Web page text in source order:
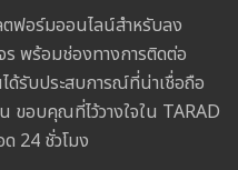
ฟอร์มออนไลน์สำหรับลง
พร้อมช่องทางการติดต่อ
ด้รับประสบการณ์ที่น่าเชื่อถือ
ขอบคุณที่ไว้วางใจใน TARAD
24 ชั่วโมง